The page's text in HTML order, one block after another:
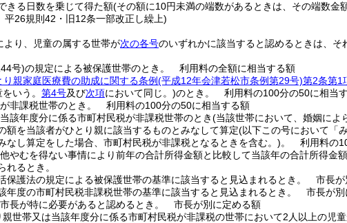
きる日数を乗じて得た額(その額に10円未満の端数があるときは、その端数金
26規則42・旧12条一部改正し繰上)
より、児童の属する世帯が次の各号のいずれかに該当すると認めるときは、そ
号)の規定による被保護世帯のとき。
利用料の全額に相当する額
親家庭医療費の助成に関する条例(平成12年会津若松市条例第29号)第2条第1
いう。 第4号及び次項において同じ。)のとき。
利用料の100分の50に相当
非課税世帯のとき。
利用料の100分の50に相当する額
該年度分に係る市町村民税が非課税世帯のとき(当該世帯において、婚姻によ
額を当該者がひとり親に該当するものとみなして算定(以下この号において「
なし算定をした場合、市町村民税が非課税となるときを含む。)。
利用料の
やむを得ない事情により前年の合計所得金額と比較して当該年の合計所得金
れるとき。
保護法の規定による被保護世帯の基準に該当すると見込まれるとき。
市長が
年度の市町村民税非課税世帯の基準に該当すると見込まれるとき。
市長が別
長が特に必要があると認めるとき。
市長が別に定める額
世帯又は当該年度分に係る市町村民税が非課税の世帯において2人以上の児